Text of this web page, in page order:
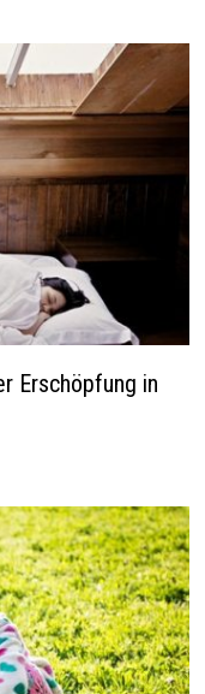
Erschöpfung in